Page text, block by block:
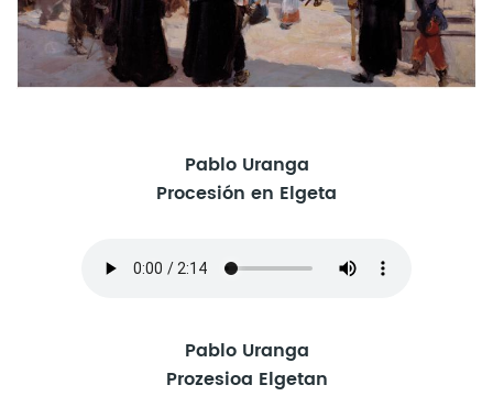
Pablo Uranga
Procesión en Elgeta
Pablo Uranga
Prozesioa Elgetan